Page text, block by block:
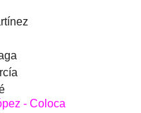
- Coloca